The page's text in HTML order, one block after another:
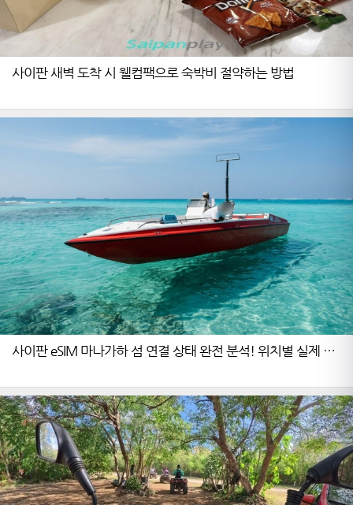
사이판 새벽 도착 시 웰컴팩으로 숙박비 절약하는 방법
사이판 eSIM 마나가하 섬 연결 상태 완전 분석! 위치별 실제 사